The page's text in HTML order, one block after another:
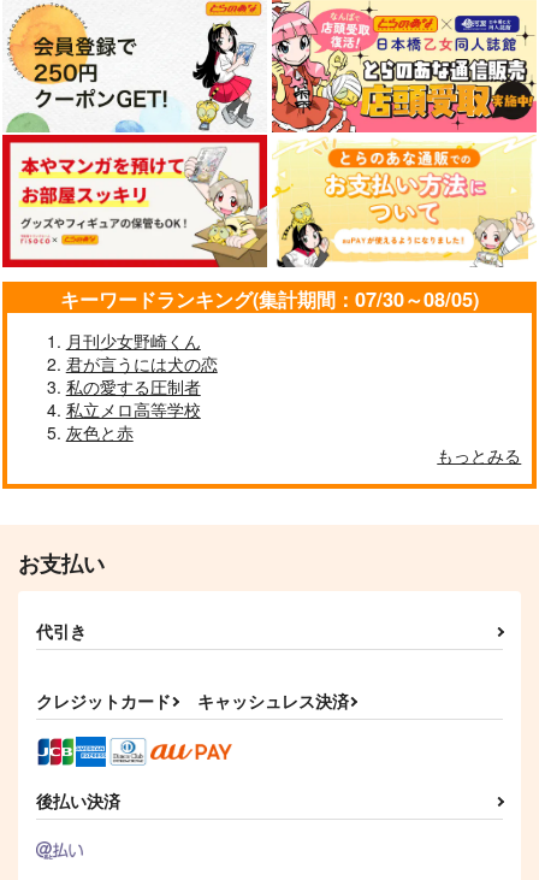
作品詳細 作品詳細 作品詳細
なんにも起きない日5
そらまめごはん
1,100 円（税込）
カリム・アルアジーム
ショート 三度目の正
直
ごはんごはんごはん
すこし小さい絵の本
キーワードランキング(集計期間：07/30～08/05)
月刊少女野崎くん
君が言うには犬の恋
私の愛する圧制者
私立メロ高等学校
灰色と赤
もっとみる
お支払い
代引き
クレジットカード キャッシュレス決済
後払い決済